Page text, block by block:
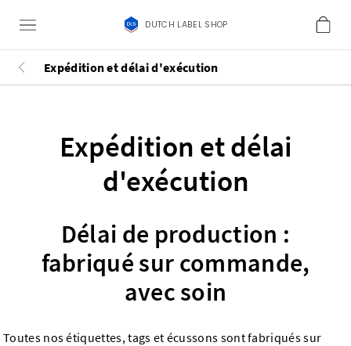
DUTCH LABEL SHOP
Expédition et délai d'exécution
Expédition et délai
d'exécution
Délai de production :
fabriqué sur commande,
avec soin
Toutes nos étiquettes, tags et écussons sont fabriqués sur